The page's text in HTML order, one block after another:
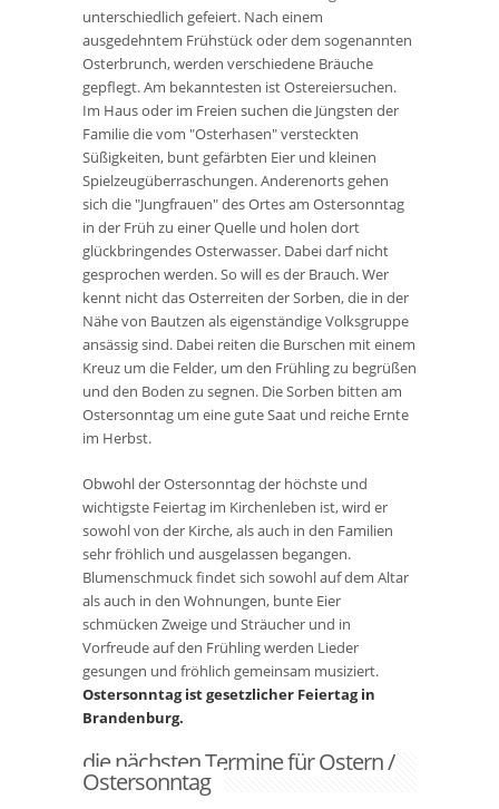
unterschiedlich gefeiert. Nach einem
ausgedehntem Frühstück oder dem sogenannten
Osterbrunch, werden verschiedene Bräuche
gepflegt. Am bekanntesten ist Ostereiersuchen.
Im Haus oder im Freien suchen die Jüngsten der
Familie die vom "Osterhasen" versteckten
Süßigkeiten, bunt gefärbten Eier und kleinen
Spielzeugüberraschungen. Anderenorts gehen
sich die "Jungfrauen" des Ortes am Ostersonntag
in der Früh zu einer Quelle und holen dort
glückbringendes Osterwasser. Dabei darf nicht
gesprochen werden. So will es der Brauch. Wer
kennt nicht das Osterreiten der Sorben, die in der
Nähe von Bautzen als eigenständige Volksgruppe
ansässig sind. Dabei reiten die Burschen mit einem
Kreuz um die Felder, um den Frühling zu begrüßen
und den Boden zu segnen. Die Sorben bitten am
Ostersonntag um eine gute Saat und reiche Ernte
im Herbst.
Obwohl der Ostersonntag der höchste und
wichtigste Feiertag im Kirchenleben ist, wird er
sowohl von der Kirche, als auch in den Familien
sehr fröhlich und ausgelassen begangen.
Blumenschmuck findet sich sowohl auf dem Altar
als auch in den Wohnungen, bunte Eier
schmücken Zweige und Sträucher und in
Vorfreude auf den Frühling werden Lieder
gesungen und fröhlich gemeinsam musiziert.
Ostersonntag ist gesetzlicher Feiertag in
Brandenburg.
die nächsten Termine für Ostern /
Ostersonntag